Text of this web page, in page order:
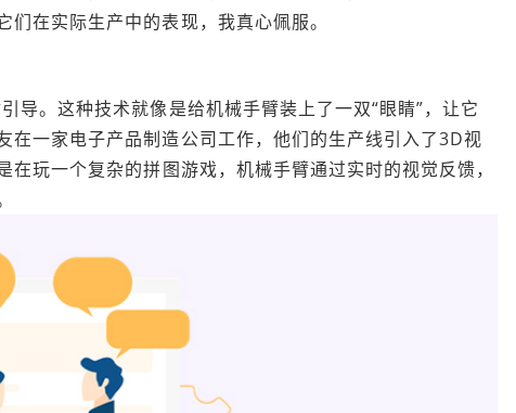
在实际生产中的表现，我真心佩服。
导。这种技术就像是给机械手臂装上了一双“眼睛”，让它
在一家电子产品制造公司工作，他们的生产线引入了3D视
玩一个复杂的拼图游戏，机械手臂通过实时的视觉反馈，